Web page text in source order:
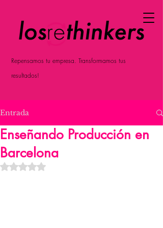
Repensamos tu empresa. Transformamos tus
resultados!
Entrada
Enseñando Producción en
Barcelona
Obtuvo NaN de 5 estrellas.